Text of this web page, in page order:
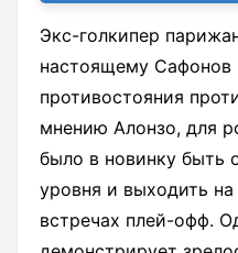
Экс-голкипер
настоящему Сафонов
противостояния
мнению Алонзо, для
было в новинку быть
уровня и выходить
встречах плей-офф.